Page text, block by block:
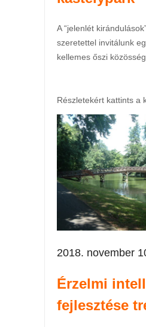
A “jelenlét
szeretettel invitálunk
kellemes őszi
Részletekért kattints a
2018. november
Érzelmi
fejlesztése